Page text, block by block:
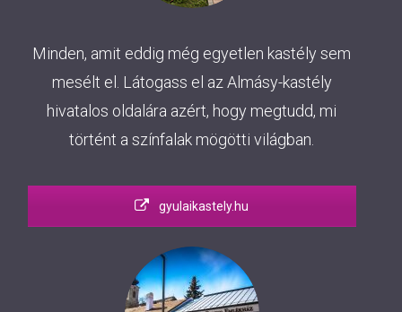
Minden, amit eddig még egyetlen kastély sem
mesélt el. Látogass el az Almásy-kastély
hivatalos oldalára azért, hogy megtudd, mi
történt a színfalak mögötti világban.
gyulaikastely.hu